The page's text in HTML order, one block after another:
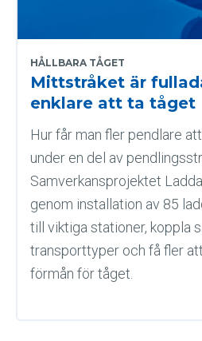
HÅLLBARA TÅGET
Mittstråket är
enklare att ta tåget
Hur får man fler pendlare
under en del av
Samverkansprojektet
genom installation av 85
till viktiga stationer, koppla
transporttyper och få fler att
förmån för tåget.